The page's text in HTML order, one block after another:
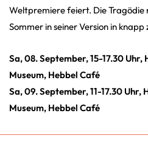
Weltpremiere feiert. Die
Sommer in seiner Version in knapp
Sa, 08. September, 15-17.30
Museum, Hebbel Café
Sa, 09. September, 11-17.30
Museum, Hebbel Café